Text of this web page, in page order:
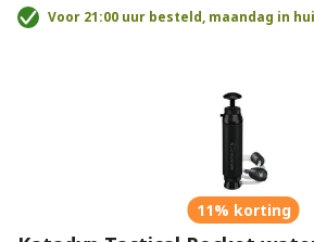
Voor 21:00 uur besteld, maandag in
11% korting